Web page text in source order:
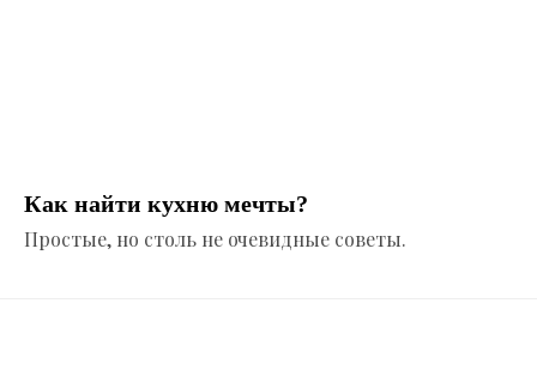
Как найти кухню мечты?
Простые, но столь не очевидные советы.